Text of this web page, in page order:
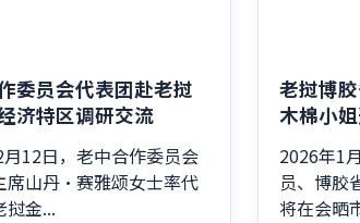
委员会代表团赴老挝
济特区调研交流
12日，老中合作委员会
席山丹·赛雅颂女士率代
挝金...
老挝博
木棉小
2026年1
员、博胶
将在会晒